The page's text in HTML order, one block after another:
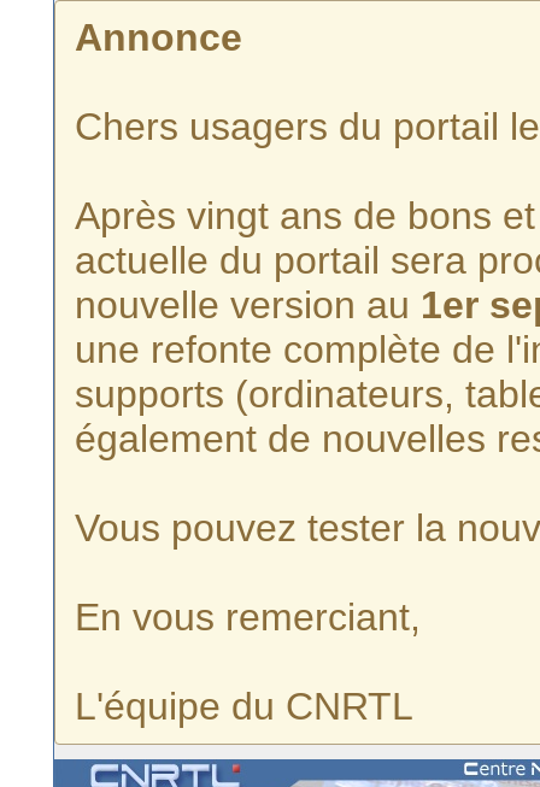
Annonce
Chers usagers du portail
Après vingt ans de bons
actuelle du portail sera
nouvelle version au 1er
une refonte complète de
supports (ordinateurs,
également de nouvelles
Vous pouvez tester la
En vous remerciant,
L'équipe du CNRTL